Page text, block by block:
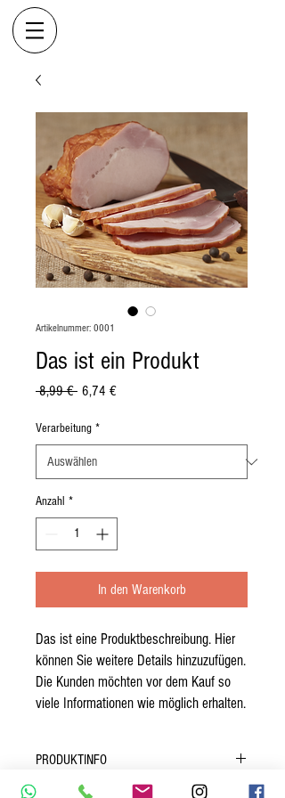
Artikelnummer: 0001
Das ist ein Produkt
8,99 € Standardpreis
6,74 €Sale-
Verarbeitung *
Anzahl *
In den Warenkorb
Das ist eine Produktbeschreibung. Hier
können Sie weitere Details hinzuzufügen.
Die Kunden möchten vor dem Kauf so
viele Informationen wie möglich erhalten.
PRODUKTINFO
Das ist ein Produktdetail. Hier können Sie